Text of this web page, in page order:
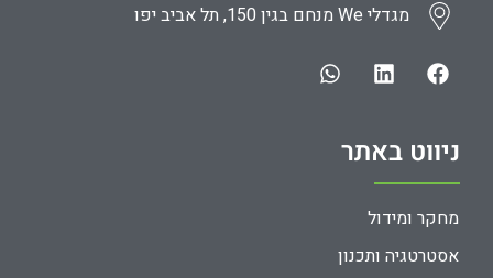
ניווט באתר
מחקר ומידול
אסטרטגיה ותכנון
מגדלי We מנחם בגין 150, תל אביב יפו